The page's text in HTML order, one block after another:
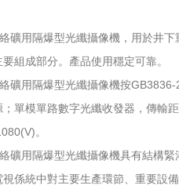
礦用隔爆型光纖攝像機，用於井
組成部分。產品使用穩定可靠。
礦用隔爆型光纖攝像機按
；單模單路數字光纖收發器，傳輸
。
礦用隔爆型光纖攝像機具有結構
視係統中對主要生產環節、重要設